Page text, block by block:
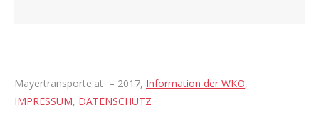
Mayertransporte.at – 2017, Information der WKO,
IMPRESSUM, DATENSCHUTZ